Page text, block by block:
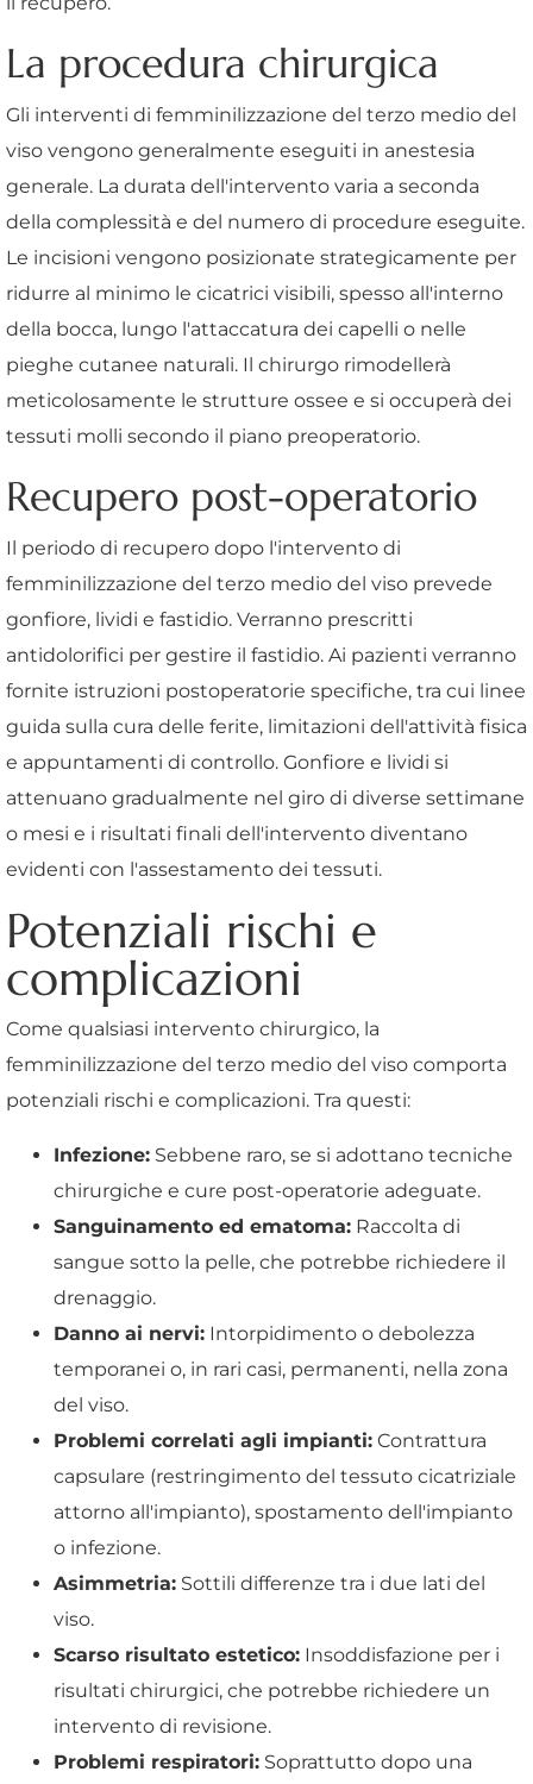
La procedura chirurgica
Gli interventi di femminilizzazione del terzo medio del
viso vengono generalmente eseguiti in anestesia
generale. La durata dell'intervento varia a seconda
della complessità e del numero di procedure eseguite.
Le incisioni vengono posizionate strategicamente per
ridurre al minimo le cicatrici visibili, spesso all'interno
della bocca, lungo l'attaccatura dei capelli o nelle
pieghe cutanee naturali. Il chirurgo rimodellerà
meticolosamente le strutture ossee e si occuperà dei
tessuti molli secondo il piano preoperatorio.
Recupero post-operatorio
Il periodo di recupero dopo l'intervento di
femminilizzazione del terzo medio del viso prevede
gonfiore, lividi e fastidio. Verranno prescritti
antidolorifici per gestire il fastidio. Ai pazienti verranno
fornite istruzioni postoperatorie specifiche, tra cui linee
guida sulla cura delle ferite, limitazioni dell'attività fisica
e appuntamenti di controllo. Gonfiore e lividi si
attenuano gradualmente nel giro di diverse settimane
o mesi e i risultati finali dell'intervento diventano
evidenti con l'assestamento dei tessuti.
Potenziali rischi e
complicazioni
Come qualsiasi intervento chirurgico, la
femminilizzazione del terzo medio del viso comporta
potenziali rischi e complicazioni. Tra questi:
Infezione: Sebbene raro, se si adottano tecniche
chirurgiche e cure post-operatorie adeguate.
Sanguinamento ed ematoma: Raccolta di
sangue sotto la pelle, che potrebbe richiedere il
drenaggio.
Danno ai nervi: Intorpidimento o debolezza
temporanei o, in rari casi, permanenti, nella zona
del viso.
Problemi correlati agli impianti: Contrattura
capsulare (restringimento del tessuto cicatriziale
attorno all'impianto), spostamento dell'impianto
o infezione.
Asimmetria: Sottili differenze tra i due lati del
viso.
Scarso risultato estetico: Insoddisfazione per i
risultati chirurgici, che potrebbe richiedere un
intervento di revisione.
Problemi respiratori: Soprattutto dopo una